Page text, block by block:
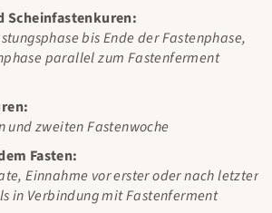
Scheinfastenkuren:
bis Ende der Fastenphase,
parallel zum Fastenferment
und zweiten Fastenwoche
Fasten:
Einnahme vor erster oder nach letzter
in Verbindung mit Fastenferment